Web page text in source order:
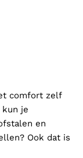
comfort zelf
kun je
en
Ook dat is